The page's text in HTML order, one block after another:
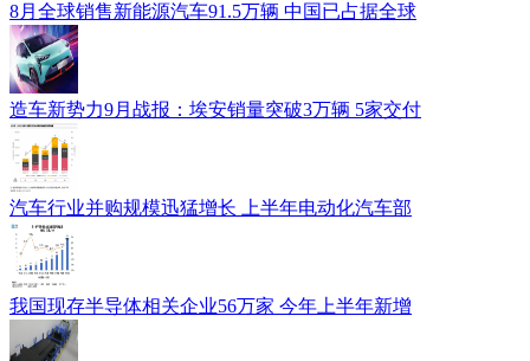
8月全球销售新能源汽车91.5万辆 中国已占据全球
造车新势力9月战报：埃安销量突破3万辆 5家交付
汽车行业并购规模迅猛增长 上半年电动化汽车部
我国现存半导体相关企业56万家 今年上半年新增